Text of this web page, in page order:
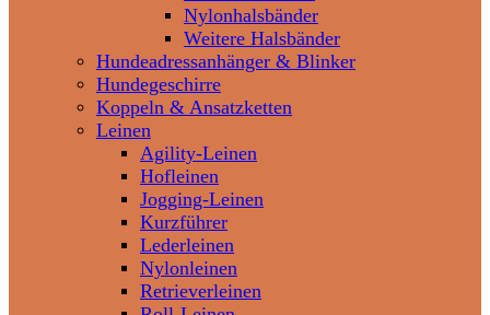
Nylonhalsbänder
Weitere Halsbänder
Hundeadressanhänger & Blinker
Hundegeschirre
Koppeln & Ansatzketten
Leinen
Agility-Leinen
Hofleinen
Jogging-Leinen
Kurzführer
Lederleinen
Nylonleinen
Retrieverleinen